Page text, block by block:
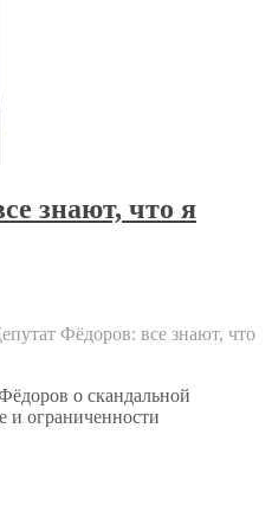
знают, что я
Фёдоров: все знают, что
о скандальной
и ограниченности